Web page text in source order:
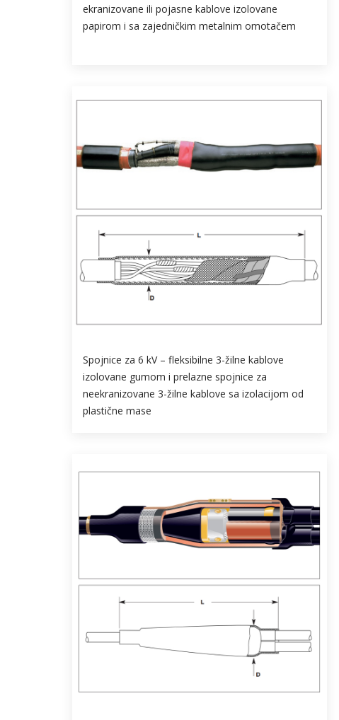
ekranizovane ili pojasne kablove izolovane
papirom i sa zajedničkim metalnim omotačem
Spojnice za 6 kV – fleksibilne 3-žilne kablove
izolovane gumom i prelazne spojnice za
neekranizovane 3-žilne kablove sa izolacijom od
plastične mase